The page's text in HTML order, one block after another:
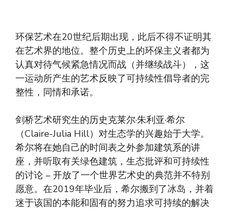
环保艺术在20世纪后期出现，此后不得不证明其
在艺术界的地位。整个历史上的环保主义者都为
认真对待气候紧急情况而战（并继续战斗），这
一运动所产生的艺术反映了可持续性倡导者的完
整性，同情和承诺。
剑桥艺术研究生的历史克莱尔·朱利亚·希尔
（Claire-Julia Hill）对生态学的兴趣始于大学。
希尔将在她自己的时间表之外参加建筑系的讲
座，并听取有关绿色建筑，生态批评和可持续性
的讨论 – 开放了一个世界艺术史的典范并不特别
愿意。在2019年毕业后，希尔搬到了冰岛，并着
迷于该国的本能和固有的努力追求可持续的解决